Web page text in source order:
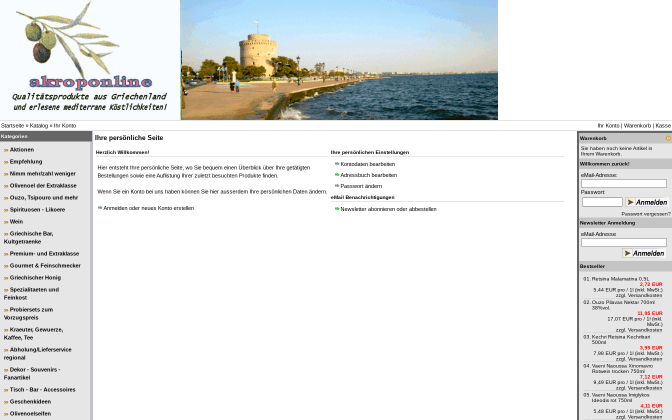
Startseite » Katalog » Ihr Konto Ihr Konto | Warenkorb | Kasse
Kategorien
Aktionen
Empfehlung
Nimm mehr/zahl weniger
Olivenoel der Extraklasse
Ouzo, Tsipouro und mehr
Spirituosen - Likoere
Wein
Griechische Bar,
Kultgetraenke
Premium- und Extraklasse
Gourmet & Feinschmecker
Griechischer Honig
Spezialitaeten und
Feinkost
Probiersets zum
Vorzugspreis
Kraeuter, Gewuerze,
Kaffee, Tee
Abholung/Lieferservice
regional
Dekor - Souvenirs -
Fanartikel
Tisch - Bar - Accessoires
Geschenkideen
Olivenoelseifen
Ihre persönliche Seite
Herzlich Willkommen!
Hier entsteht Ihre persönliche Seite, wo Sie bequem einen Überblick über Ihre getätigten
Bestellungen sowie eine Auflistung Ihrer zuletzt besuchten Produkte finden.
Wenn Sie ein Konto bei uns haben können Sie hier ausserdem Ihre persönlichen Daten ändern.
Anmelden oder neues Konto erstellen
Ihre persönlichen Einstellungen
Kontodaten bearbeiten
Adressbuch bearbeiten
Passwort ändern
eMail Benachrichtigungen
Newsletter abonnieren oder abbestellen
Warenkorb
Sie haben noch keine Artikel in
Ihrem Warenkorb.
Willkommen zurück!
eMail-Adresse:
Passwort:
Passwort vergessen?
Newsletter Anmeldung
eMail-Adresse
Bestseller
01.
Retsina Malamatina 0,5L
2,72 EUR
5,44 EUR pro / 1l (inkl. MwSt.)
zzgl. Versandkosten
02. Ouzo Pilavas Nektar 700ml
38%vol.
11,95 EUR
17,07 EUR pro / 1l (inkl.
MwSt.)
zzgl. Versandkosten
03. Kechri Retsina Kechribari
500ml
3,99 EUR
7,98 EUR pro / 1l (inkl. MwSt.)
zzgl. Versandkosten
04. Vaeni Naoussa Xinomavro
Rotwein trocken 750ml
7,12 EUR
9,49 EUR pro / 1l (inkl. MwSt.)
zzgl. Versandkosten
05. Vaeni Naoussa Imiglykos
Ideodis rot 750ml
4,11 EUR
5,48 EUR pro / 1l (inkl. MwSt.)
zzgl. Versandkosten